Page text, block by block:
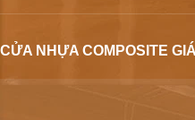
CỬA NHỰA COMPOSITE